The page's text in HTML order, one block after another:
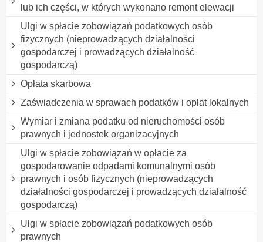
lub ich części, w których wykonano remont elewacji
Ulgi w spłacie zobowiązań podatkowych osób
fizycznych (nieprowadzących działalności
gospodarczej i prowadzących działalność
gospodarczą)
Opłata skarbowa
Zaświadczenia w sprawach podatków i opłat lokalnych
Wymiar i zmiana podatku od nieruchomości osób
prawnych i jednostek organizacyjnych
Ulgi w spłacie zobowiązań w opłacie za
gospodarowanie odpadami komunalnymi osób
prawnych i osób fizycznych (nieprowadzących
działalności gospodarczej i prowadzących działalność
gospodarczą)
Ulgi w spłacie zobowiązań podatkowych osób
prawnych